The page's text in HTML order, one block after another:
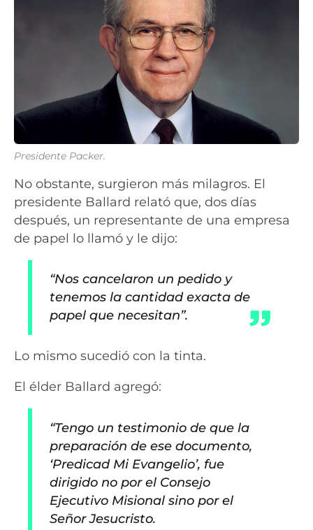
Presidente Packer.
No obstante, surgieron más milagros. El
presidente Ballard relató que, dos días
después, un representante de una empresa
de papel lo llamó y le dijo:
“Nos cancelaron un pedido y
tenemos la cantidad exacta de
papel que necesitan”.
Lo mismo sucedió con la tinta.
El élder Ballard agregó:
“Tengo un testimonio de que la
preparación de ese documento,
‘Predicad Mi Evangelio’, fue
dirigido no por el Consejo
Ejecutivo Misional sino por el
Señor Jesucristo.